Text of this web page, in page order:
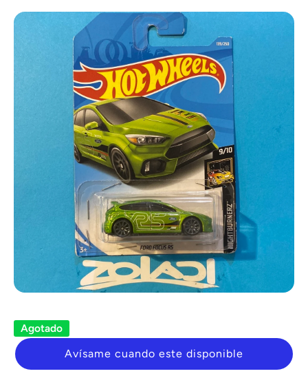
Ir directamente a la información del producto
Agotado
Avísame cuando este disponible